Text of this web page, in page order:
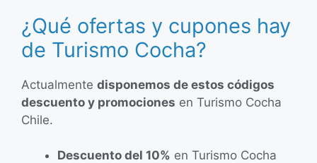
¿Qué ofertas y cupones hay
de Turismo Cocha?
Actualmente disponemos de estos códigos
descuento y promociones en Turismo Cocha
Chile.
Descuento del 10% en Turismo Cocha